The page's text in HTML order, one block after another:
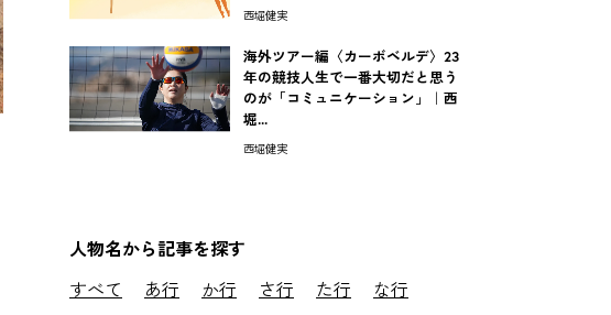
西堀健実
海外ツアー編〈カーボベルデ〉23
年の競技人生で一番大切だと思う
のが「コミュニケーション」｜西
堀...
西堀健実
人物名から記事を探す
すべて あ行 か行 さ行 た行
な行